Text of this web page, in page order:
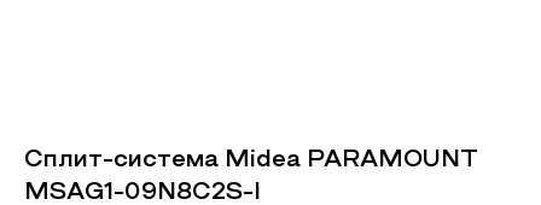
Сплит-система Midea PARAMOUNT
MSAG1-09N8C2S-I